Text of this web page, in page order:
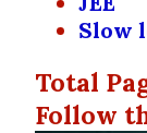
Slow
Total
Follow